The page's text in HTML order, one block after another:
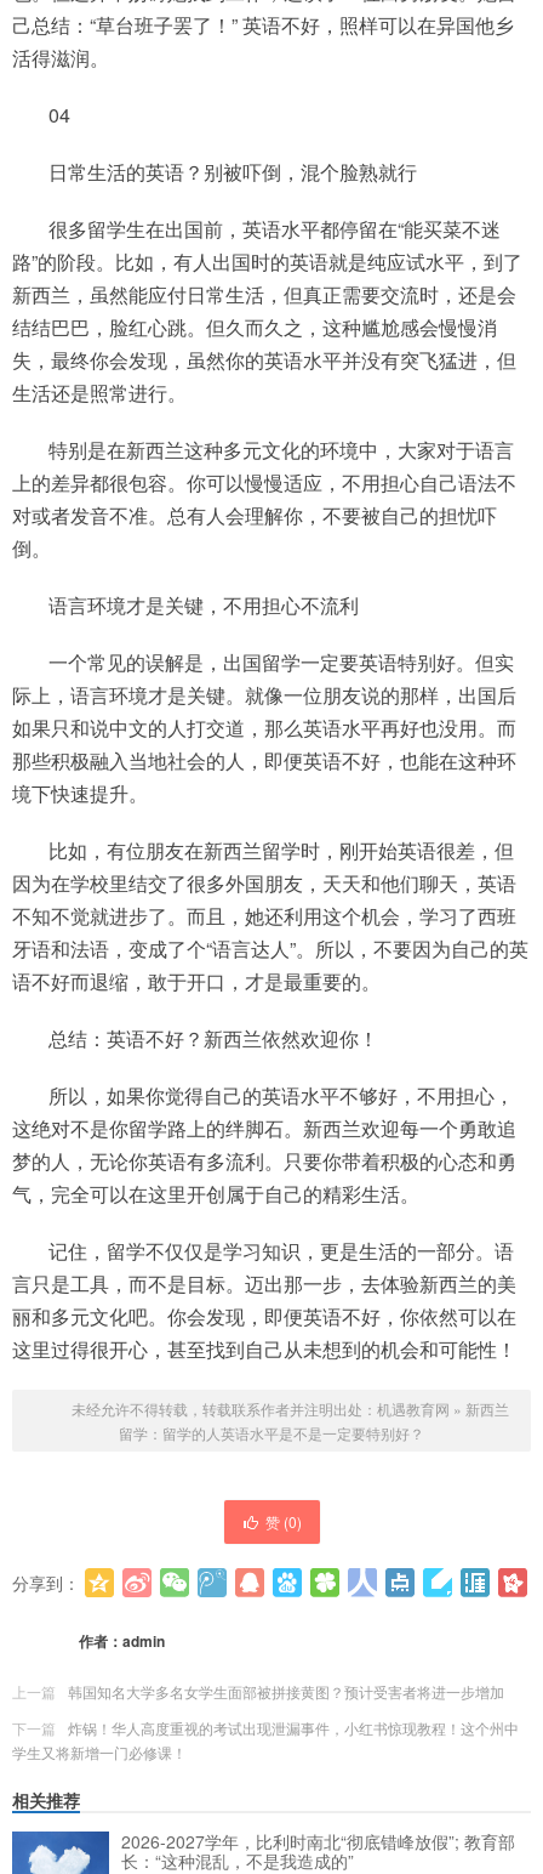
己总结：“草台班子罢了！” 英语不好，照样可以在异国他乡
活得滋润。
04
日常生活的英语？别被吓倒，混个脸熟就行
很多留学生在出国前，英语水平都停留在“能买菜不迷
路”的阶段。比如，有人出国时的英语就是纯应试水平，到了
新西兰，虽然能应付日常生活，但真正需要交流时，还是会
结结巴巴，脸红心跳。但久而久之，这种尴尬感会慢慢消
失，最终你会发现，虽然你的英语水平并没有突飞猛进，但
生活还是照常进行。
特别是在新西兰这种多元文化的环境中，大家对于语言
上的差异都很包容。你可以慢慢适应，不用担心自己语法不
对或者发音不准。总有人会理解你，不要被自己的担忧吓
倒。
语言环境才是关键，不用担心不流利
一个常见的误解是，出国留学一定要英语特别好。但实
际上，语言环境才是关键。就像一位朋友说的那样，出国后
如果只和说中文的人打交道，那么英语水平再好也没用。而
那些积极融入当地社会的人，即便英语不好，也能在这种环
境下快速提升。
比如，有位朋友在新西兰留学时，刚开始英语很差，但
因为在学校里结交了很多外国朋友，天天和他们聊天，英语
不知不觉就进步了。而且，她还利用这个机会，学习了西班
牙语和法语，变成了个“语言达人”。所以，不要因为自己的英
语不好而退缩，敢于开口，才是最重要的。
总结：英语不好？新西兰依然欢迎你！
所以，如果你觉得自己的英语水平不够好，不用担心，
这绝对不是你留学路上的绊脚石。新西兰欢迎每一个勇敢追
梦的人，无论你英语有多流利。只要你带着积极的心态和勇
气，完全可以在这里开创属于自己的精彩生活。
记住，留学不仅仅是学习知识，更是生活的一部分。语
言只是工具，而不是目标。迈出那一步，去体验新西兰的美
丽和多元文化吧。你会发现，即便英语不好，你依然可以在
这里过得很开心，甚至找到自己从未想到的机会和可能性！
未经允许不得转载，转载联系作者并注明出处： 机遇教育网 » 新西兰
留学：留学的人英语水平是不是一定要特别好？
赞 (0)
分享到：
作者： admin
上一篇
韩国知名大学多名女学生面部被拼接黄图？预计受害者将进一步增加
下一篇
炸锅！华人高度重视的考试出现泄漏事件，小红书惊现教程！这个州中
学生又将新增一门必修课！
相关推荐
2026-2027学年，比利时南北“彻底错峰放假”; 教育部
长：“这种混乱，不是我造成的”